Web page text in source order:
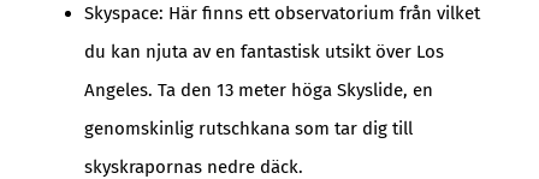
Skyspace: Här finns ett observatorium från vilket
du kan njuta av en fantastisk utsikt över Los
Angeles. Ta den 13 meter höga Skyslide, en
genomskinlig rutschkana som tar dig till
skyskrapornas nedre däck.